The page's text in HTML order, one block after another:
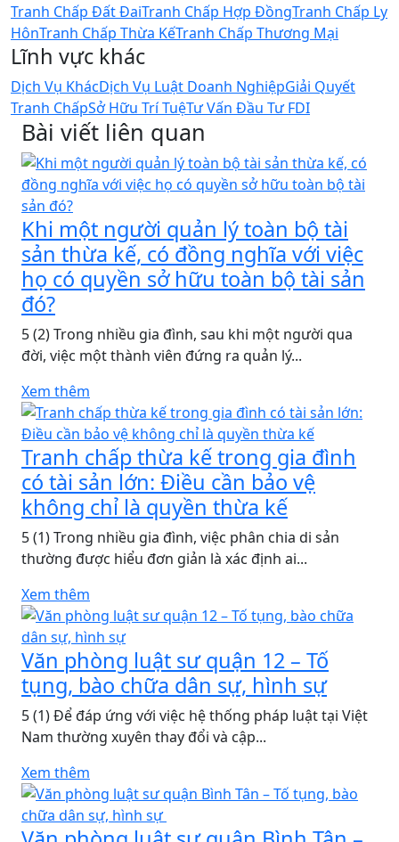
Tranh Chấp Đất ĐaiTranh Chấp Hợp ĐồngTranh Chấp Ly
HônTranh Chấp Thừa KếTranh Chấp Thương Mại
Lĩnh vực khác
Dịch Vụ KhácDịch Vụ Luật Doanh NghiệpGiải Quyết
Tranh ChấpSở Hữu Trí TuệTư Vấn Đầu Tư FDI
Bài viết liên quan
Khi một người quản lý toàn bộ tài
sản thừa kế, có đồng nghĩa với việc
họ có quyền sở hữu toàn bộ tài sản
đó?
5 (2) Trong nhiều gia đình, sau khi một người qua
đời, việc một thành viên đứng ra quản lý...
Xem thêm
Tranh chấp thừa kế trong gia đình
có tài sản lớn: Điều cần bảo vệ
không chỉ là quyền thừa kế
5 (1) Trong nhiều gia đình, việc phân chia di sản
thường được hiểu đơn giản là xác định ai...
Xem thêm
Văn phòng luật sư quận 12 – Tố
tụng, bào chữa dân sự, hình sự
5 (1) Để đáp ứng với việc hệ thống pháp luật tại Việt
Nam thường xuyên thay đổi và cập...
Xem thêm